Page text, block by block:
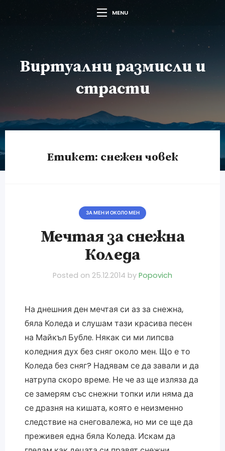
MENU
Виртуални размисли и
страсти
Етикет: снежен човек
ЗА МЕН И ОКОЛО МЕН
Мечтая за снежна
Коледа
Posted on 25.12.2014 by Popovich
На днешния ден мечтая си аз за снежна,
бяла Коледа и слушам тази красива песен
на Майкъл Бубле. Някак си ми липсва
коледния дух без сняг около мен. Що е то
Коледа без сняг? Надявам се да завали и да
натрупа скоро време. Не че аз ще изляза да
се замерям със снежни топки или няма да
се дразня на кишата, която е неизменно
следствие на снеговалежа, но ми се ще да
преживея една бяла Коледа. Искам да